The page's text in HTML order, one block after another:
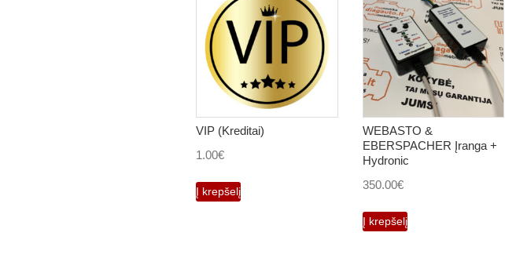
VIP (Kreditai)
1.00€
Į krepšelį
WEBASTO &
EBERSPACHER Įranga +
Hydronic
350.00€
Į krepšelį